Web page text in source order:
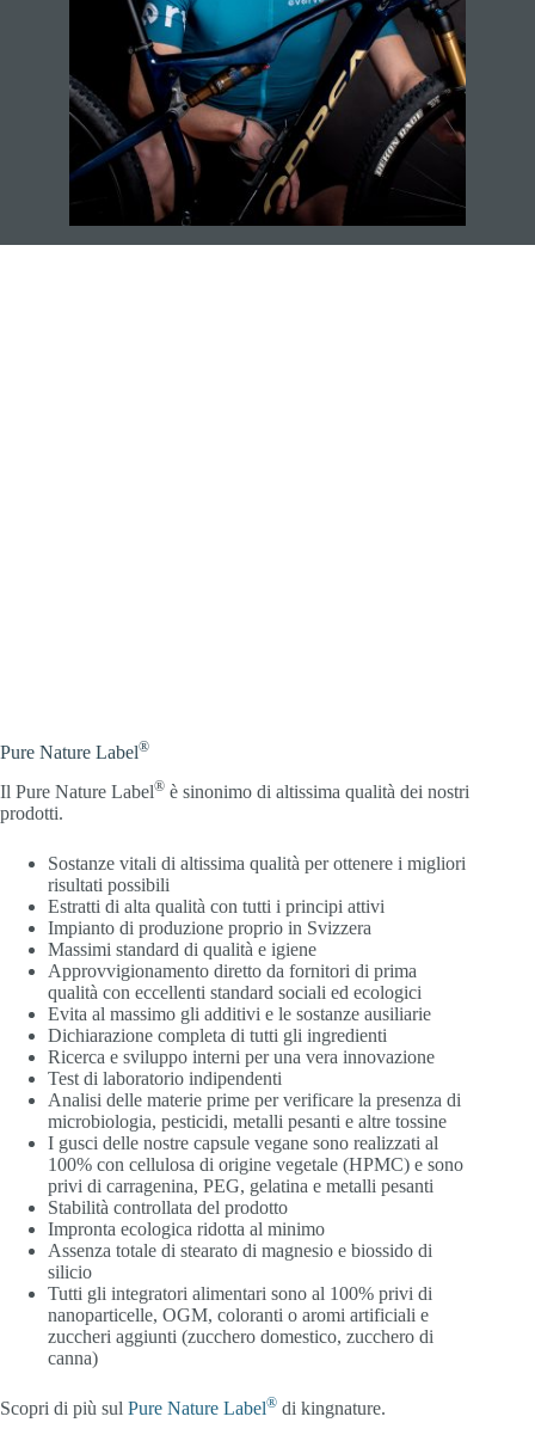
Pure Nature Label®
Il Pure Nature Label® è sinonimo di altissima qualità dei nostri
prodotti.
Sostanze vitali di altissima qualità per ottenere i migliori
risultati possibili
Estratti di alta qualità con tutti i principi attivi
Impianto di produzione proprio in Svizzera
Massimi standard di qualità e igiene
Approvvigionamento diretto da fornitori di prima
qualità con eccellenti standard sociali ed ecologici
Evita al massimo gli additivi e le sostanze ausiliarie
Dichiarazione completa di tutti gli ingredienti
Ricerca e sviluppo interni per una vera innovazione
Test di laboratorio indipendenti
Analisi delle materie prime per verificare la presenza di
microbiologia, pesticidi, metalli pesanti e altre tossine
I gusci delle nostre capsule vegane sono realizzati al
100% con cellulosa di origine vegetale (HPMC) e sono
privi di carragenina, PEG, gelatina e metalli pesanti
Stabilità controllata del prodotto
Impronta ecologica ridotta al minimo
Assenza totale di stearato di magnesio e biossido di
silicio
Tutti gli integratori alimentari sono al 100% privi di
nanoparticelle, OGM, coloranti o aromi artificiali e
zuccheri aggiunti (zucchero domestico, zucchero di
canna)
Scopri di più sul Pure Nature Label® di kingnature.